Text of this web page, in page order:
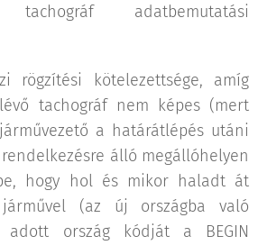
tachográf adatbemutatási
rögzítési kötelezettsége, amíg
tachográf nem képes (mert
a határátlépés utáni
álló megállóhelyen
hogy hol és mikor haladt át
(az új országba való
ország kódját a BEGIN